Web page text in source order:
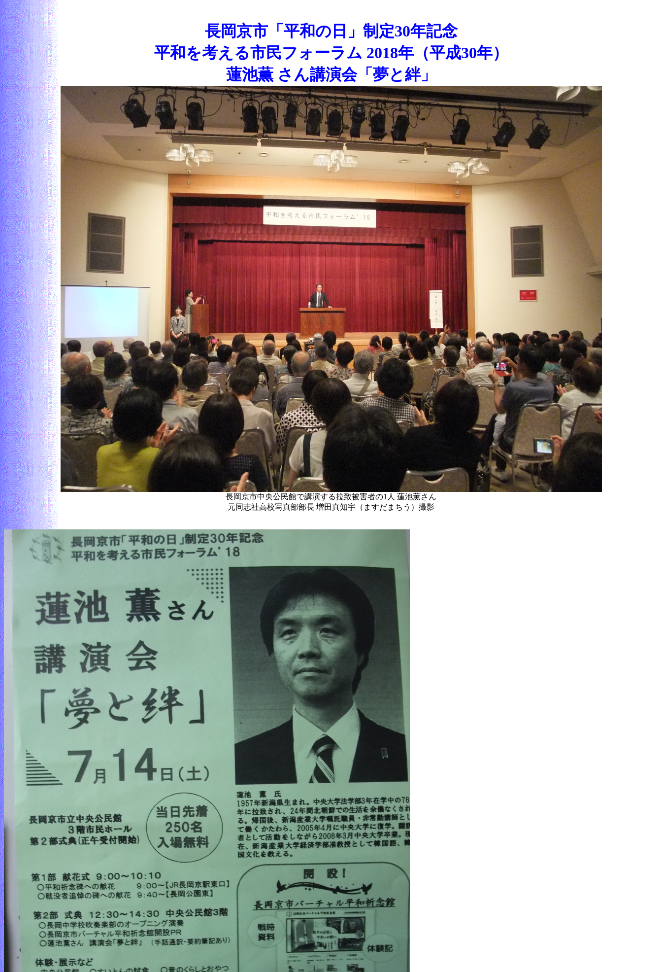
長岡京市「平和の日」制定30年記念
平和を考える市民フォーラム 2018年（平成30年）
蓮池薫 さん講演会「夢と絆」
長岡京市中央公民館で講演する拉致被害者の1人 蓮池薫さん
元同志社高校写真部部長 増田真知宇（ますだまちう）撮影